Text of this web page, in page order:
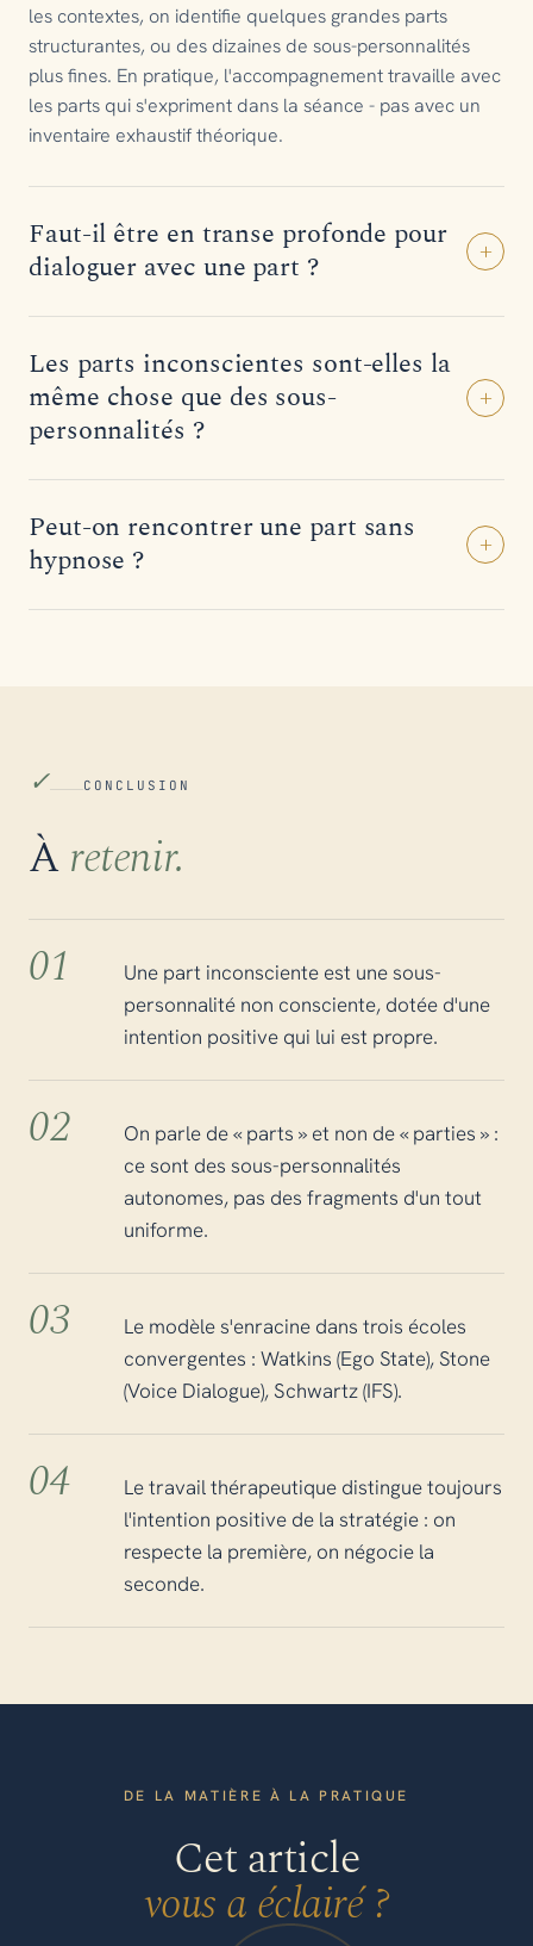
les contextes, on identifie quelques grandes parts
structurantes, ou des dizaines de sous-personnalités
plus fines. En pratique, l'accompagnement travaille avec
les parts qui s'expriment dans la séance - pas avec un
inventaire exhaustif théorique.
Faut-il être en transe profonde pour
dialoguer avec une part ?
+
Les parts inconscientes sont-elles la
même chose que des sous-
personnalités ?
+
Peut-on rencontrer une part sans
hypnose ?
+
✓ CONCLUSION
Àretenir.
01
Une part inconsciente est une sous-
personnalité non consciente, dotée d'une
intention positive qui lui est propre.
02
On parle de « parts » et non de « parties » :
ce sont des sous-personnalités
autonomes, pas des fragments d'un tout
uniforme.
03
Le modèle s'enracine dans trois écoles
convergentes : Watkins (Ego State), Stone
(Voice Dialogue), Schwartz (IFS).
04
Le travail thérapeutique distingue toujours
l'intention positive de la stratégie : on
respecte la première, on négocie la
seconde.
DE LA MATIÈRE À LA PRATIQUE
Cet article
vous a éclairé ?